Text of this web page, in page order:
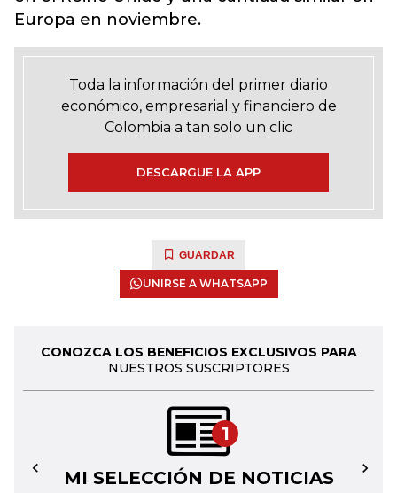
Europa en noviembre.
Toda la información del primer diario
económico, empresarial y financiero de
Colombia a tan solo un clic
DESCARGUE LA APP
GUARDAR
UNIRSE A WHATSAPP
CONOZCA LOS BENEFICIOS EXCLUSIVOS PARA
NUESTROS SUSCRIPTORES
1
MI SELECCIÓN DE NOTICIAS
← →